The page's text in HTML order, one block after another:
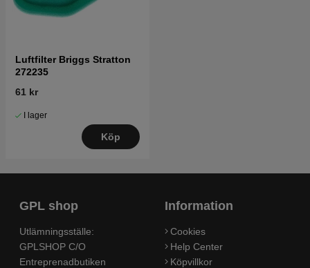
Luftfilter Briggs Stratton
272235
61 kr
I lager
Köp
GPL shop
Utlämningsställe:
GPLSHOP C/O
Entreprenadbutiken
Information
Cookies
Help Center
Köpvillkor